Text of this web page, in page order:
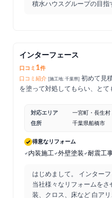
積水ハウスグループの目指
インターフェース
口コミ 1件
口コミ紹介 [施工地: 千葉県] 初めて見
を塗って対処してもらい、とて
対応エリア
一宮町・長生村
住所
千葉県船橋市
得意なリフォーム
内装施工 外壁塗装 耐震工
はじめまして。 インター
当社様々なリフォームを
装、クロス、床など 白ア